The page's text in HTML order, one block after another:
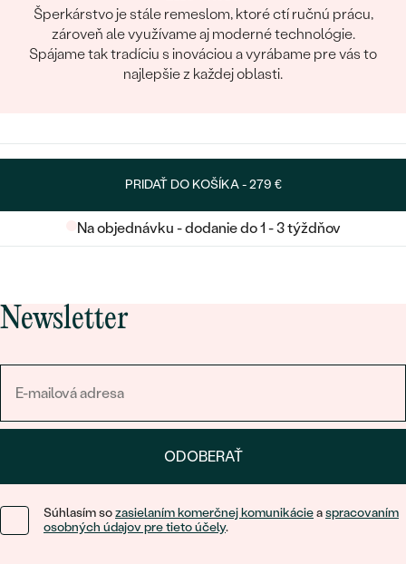
Šperkárstvo je stále remeslom, ktoré ctí ručnú prácu,
zároveň ale využívame aj moderné technológie.
Spájame tak tradíciu s inováciou a vyrábame pre vás to
najlepšie z každej oblasti.
PRIDAŤ DO KOŠÍKA -279 €
Na objednávku - dodanie do 1 - 3 týždňov
Newsletter
ODOBERAŤ
Súhlasím sozasielaním komerčnej komunikácieaspracovaním
osobných údajov pre tieto účely.